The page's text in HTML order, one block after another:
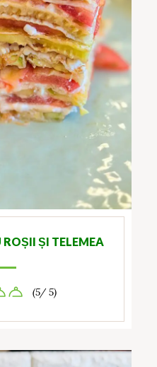
ROȘII ȘI TELEMEA
(5/ 5)